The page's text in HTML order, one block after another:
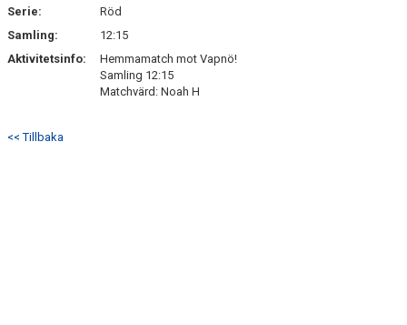
TRYGG I ASTRIO
BK ASTRIO LOPPIS & CAFÉ
Serie:
Röd
Samling:
12:15
Aktivitetsinfo:
Hemmamatch mot Vapnö!
Samling 12:15
Matchvärd: Noah H
<< Tillbaka